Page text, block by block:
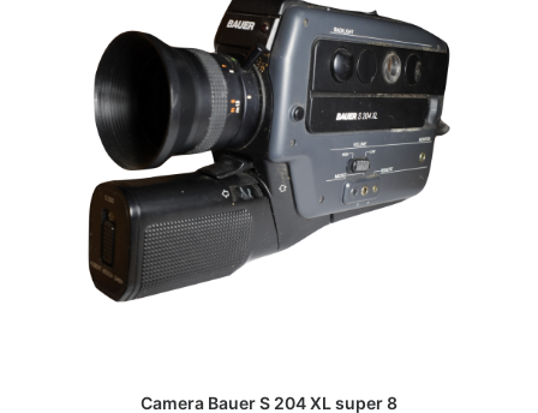
Camera Bauer S 204 XL super 8